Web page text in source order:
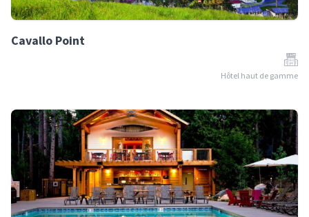
Cavallo Point
Hôtel haut de gamme